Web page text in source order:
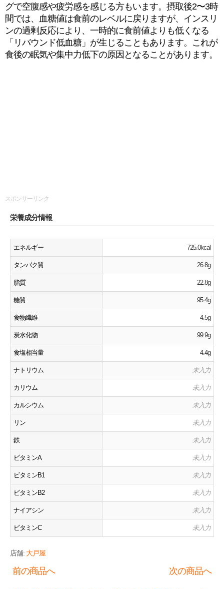
グで空腹感や疲労感を感じる方もいます。摂取後2〜3時
間では、血糖値は食前のレベルに戻りますが、インスリ
ンの過剰反応により、一時的に食前値よりも低くなる
「リバウンド低血糖」が生じることもあります。これが
食後の眠気や集中力低下の原因となることがあります。
スポンサーリンク
栄養成分情報
エネルギー 725.0kcal
タンパク質 26.8g
脂質 22.8g
糖質 95.4g
食物繊維 4.5g
炭水化物 99.9g
食塩相当量 4.4g
ナトリウム 未入力
カリウム 未入力
カルシウム 未入力
リン 未入力
鉄 未入力
ビタミンA 未入力
ビタミンB1 未入力
ビタミンB2 未入力
ナイアシン 未入力
ビタミンC 未入力
店舗: 大戸屋
前の商品へ 次の商品へ